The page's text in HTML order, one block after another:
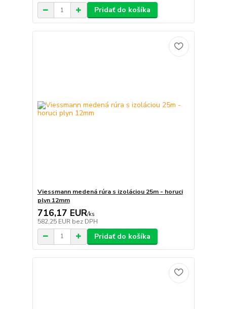
Pridať do košíka
Viessmann medená rúra s izoláciou 25m - horuci
plyn 12mm
716,17 EUR/ks
582,25 EUR bez DPH
Pridať do košíka